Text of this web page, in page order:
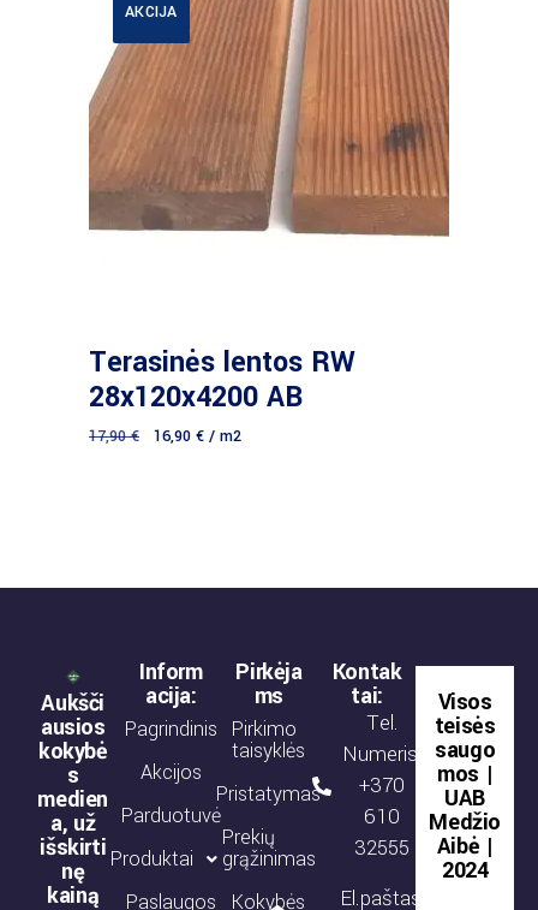
AKCIJA
Terasinės lentos RW
28x120x4200 AB
17,90€ 16,90 € / m2
Aukšči
ausios
kokybė
s
medien
a, už
išskirti
nę
kainą
Inform
acija:
Pagrindinis
Akcijos
Parduotuvė
Produktai
Paslaugos
Pirkėja
ms
Pirkimo
taisyklės
Pristatymas
Prekių
grąžinimas
Kokybės
Kontak
tai:
Tel.
Numeris:
+370
610
32555
El.paštas:
Visos
teisės
saugo
mos |
UAB
Medžio
Aibė |
2024